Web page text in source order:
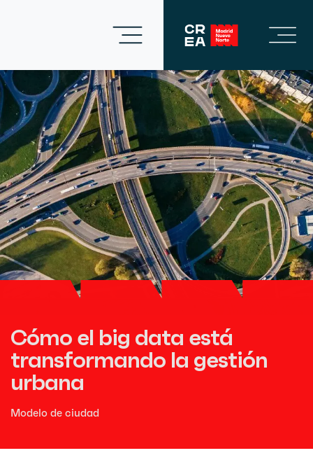
Cómo el big data está
transformando la gestión
urbana
Modelo de ciudad